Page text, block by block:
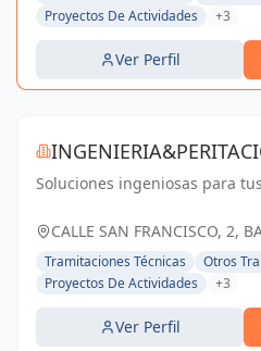
Proyectos De Actividades
+3
Ver Perfil
BASTI, S.L.
Soluciones ingeniosas para
CALLE SAN FRANCISCO, 2,
Tramitaciones Técnicas
Otros
Proyectos De Actividades
+3
Ver Perfil